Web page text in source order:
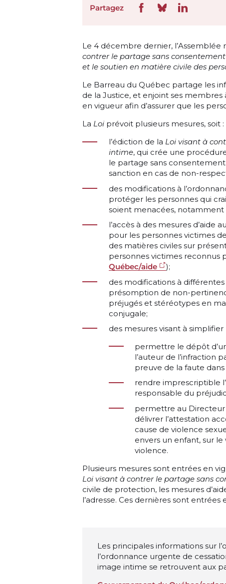
Partagez
Le 4 décembre dernier,
contrer le partage sans
et le soutien en matière civile des
Le Barreau du Québec partage les
de la Justice, et enjoint ses
en vigueur afin d’assurer que les
La Loi prévoit plusieurs mesures, soit :
l’édiction de la Loi visant à
intime, qui crée une
le partage sans consentement
sanction en cas de non-
des modifications à
protéger les personnes qui
soient menacées, notamment
l’accès à des mesures d’aide
pour les personnes victimes
des matières civiles sur
personnes victimes reconnus
Québec/aide
);
des modifications à
présomption de non-
préjugés et stéréotypes en
conjugale;
des mesures visant à
permettre le dépôt
l’auteur de l’infraction
preuve de la faute
rendre imprescriptible
responsable du
permettre au Directeur
délivrer l’attestation
cause de violence
envers un enfant, sur
violence.
Plusieurs mesures sont entrées en
Loi visant à contrer le partage sans
civile de protection, les mesures
l’adresse. Ces dernières sont entrées
Les principales informations sur
l’ordonnance urgente de
image intime se retrouvent aux